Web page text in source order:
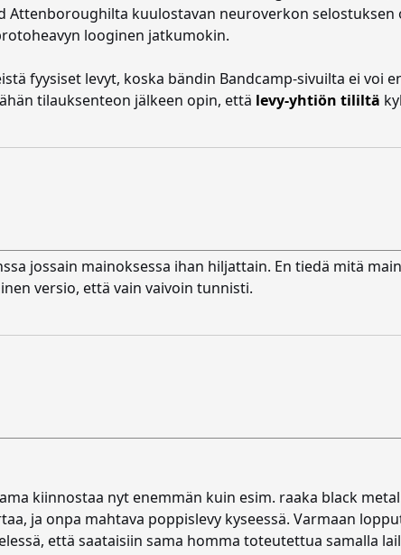
kuulostavan neuroverkon selostuksen
looginen jatkumokin.
fyysiset levyt, koska bändin Bandcamp-sivuilta ei voi
tilauksenteon jälkeen opin, että levy-yhtiön tililtä
jossain mainoksessa ihan hiljattain. En tiedä mitä
versio, että vain vaivoin tunnisti.
kiinnostaa nyt enemmän kuin esim. raaka black
ja onpa mahtava poppislevy kyseessä. Varmaan
että saataisiin sama homma toteutettua samalla